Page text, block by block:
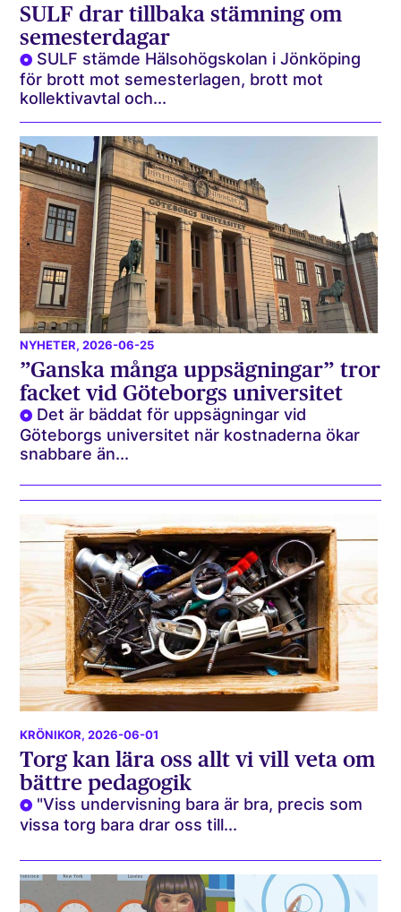
SULF drar tillbaka stämning om
semesterdagar
SULF stämde Hälsohögskolan i Jönköping
för brott mot semesterlagen, brott mot
kollektivavtal och...
NYHETER, 2026-06-25
”Ganska många uppsägningar” tror
facket vid Göteborgs universitet
Det är bäddat för uppsägningar vid
Göteborgs universitet när kostnaderna ökar
snabbare än...
KRÖNIKOR, 2026-06-01
Torg kan lära oss allt vi vill veta om
bättre pedagogik
"Viss undervisning bara är bra, precis som
vissa torg bara drar oss till...